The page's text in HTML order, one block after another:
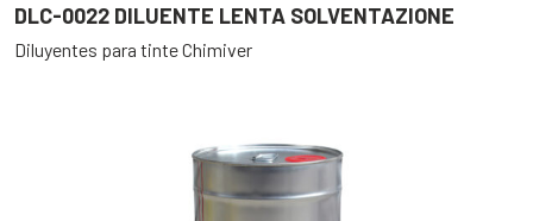
DLC-0022 DILUENTE LENTA SOLVENTAZIONE
Diluyentes para tinte Chimiver